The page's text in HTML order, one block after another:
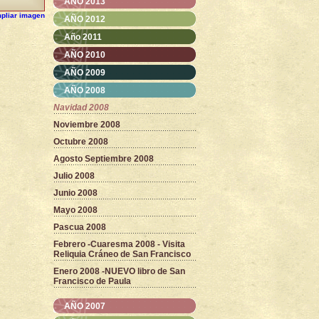
imagen
AÑO 2012
Año 2011
AÑO 2010
AÑO 2009
AÑO 2008
Navidad 2008
Noviembre 2008
Octubre 2008
Agosto Septiembre 2008
Julio 2008
Junio 2008
Mayo 2008
Pascua 2008
Febrero -Cuaresma 2008 - Visita
Reliquia Cráneo de San Francisco
Enero 2008 -NUEVO libro de San
Francisco de Paula
AÑO 2007